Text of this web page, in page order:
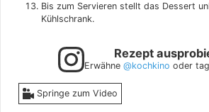
Bis zum Servieren stellt das Dessert
Kühlschrank.
Rezept
Erwähne @kochkino oder tag
Springe zum Video